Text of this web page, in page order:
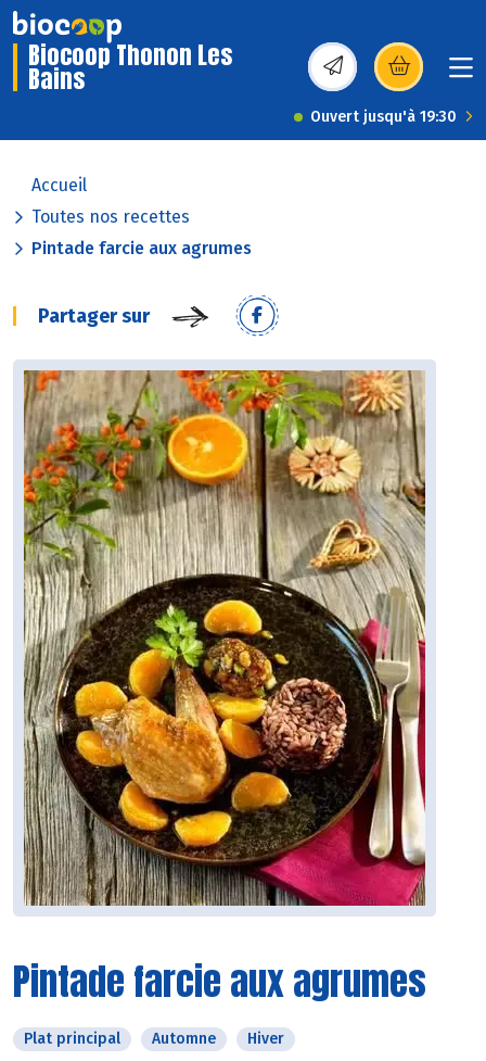
Biocoop Thonon Les
Bains (s’ouvre dans une
Ouvert jusqu'à 19:30
Accueil
Toutes nos recettes
Pintade farcie aux agrumes
Partager sur
Pintade farcie aux agrumes
Plat principal Automne Hiver